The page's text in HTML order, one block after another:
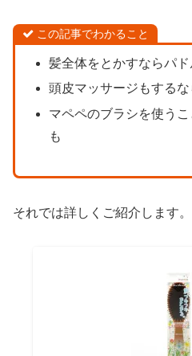
この記事でわかること
髪全体をとかすならパ
頭皮マッサージもする
マペペのブラシを使う
も
それでは詳しくご紹介します。